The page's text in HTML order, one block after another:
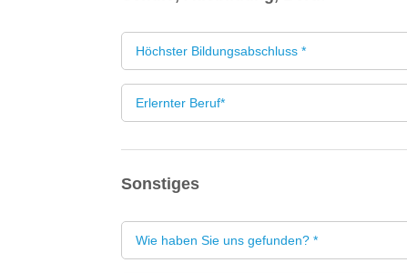
Höchster Bildungsabschluss *
Sonstiges
Wie haben Sie uns gefunden? *